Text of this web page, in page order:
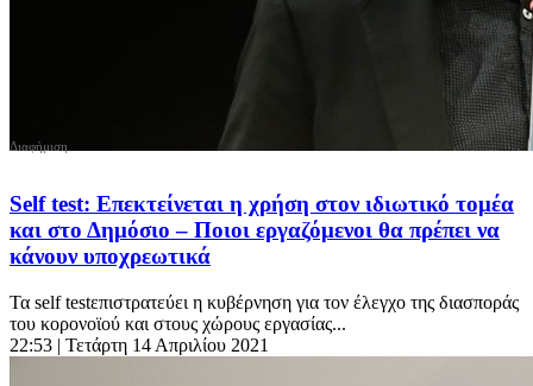
Self test: Επεκτείνεται η χρήση στον ιδιωτικό τομέα
και στο Δημόσιο – Ποιοι εργαζόμενοι θα πρέπει να
κάνουν υποχρεωτικά
Τα self testεπιστρατεύει η κυβέρνηση για τον έλεγχο της διασποράς
του κορονοϊού και στους χώρους εργασίας...
22:53 | Τετάρτη 14 Απριλίου 2021